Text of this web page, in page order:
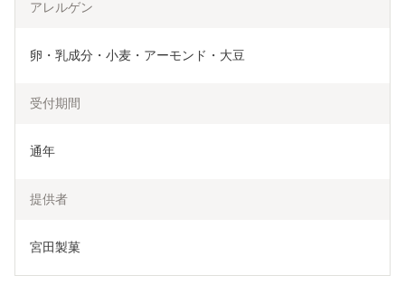
アレルゲン
卵・乳成分・小麦・アーモンド・大豆
受付期間
通年
提供者
宮田製菓